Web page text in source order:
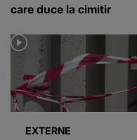
care duce la cimitir
EXTERNE